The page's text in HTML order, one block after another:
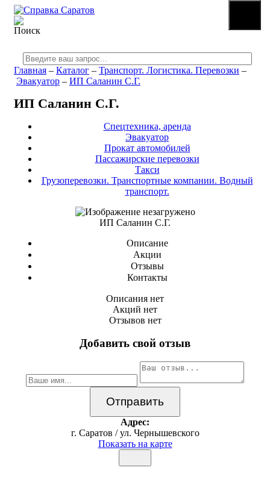
Главная – Каталог – Транспорт. Логистика. Перевозки –
Эвакуатор – ИП Саланин С.Г.
ИП Саланин С.Г.
Спецтехника, аренда
Эвакуатор
Прокат автомобилей
Пассажирские перевозки
Такси
Грузоперевозки. Транспортные компании. Водный
транспорт.
ИП Саланин С.Г.
Описание
Акции
Отзывы
Контакты
Описания нет
Акций нет
Отзывов нет
Добавить свой отзыв
Адрес:
г. Саратов / ул. Чернышевского
Показать на карте